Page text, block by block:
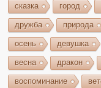
сказка город
дружба природа
осень девушка
весна дракон
воспоминание